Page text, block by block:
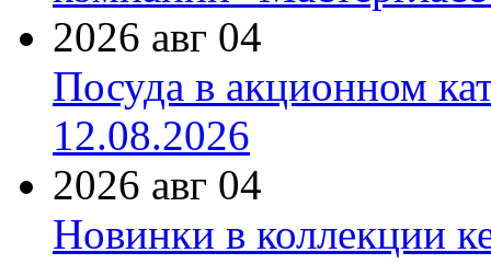
2026 авг 04
Посуда в акционном
12.08.2026
2026 авг 04
Новинки в коллекции